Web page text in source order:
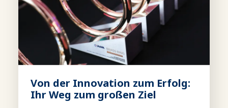
Von der Innovation zum Erfolg:
Ihr Weg zum großen Ziel